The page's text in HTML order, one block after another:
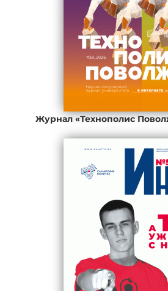
Журнал «Технополис